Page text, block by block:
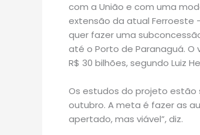
com a União e com uma
extensão da atual Ferroeste
quer fazer uma
até o Porto de Paranaguá.
R$ 30 bilhões, segundo Luiz
Os estudos do projeto estão
outubro. A meta é fazer as
apertado, mas viável”, diz.